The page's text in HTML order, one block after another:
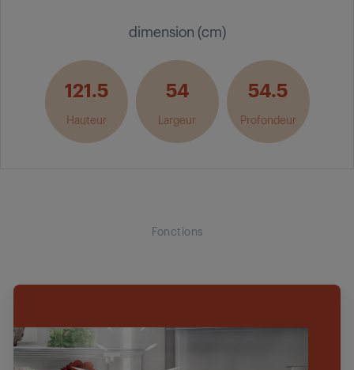
dimension (cm)
121.5
Hauteur
54
Largeur
54.5
Profondeur
Fonctions